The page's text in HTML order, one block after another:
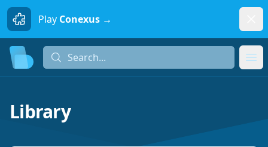
Play Conexus →
Search...
Library